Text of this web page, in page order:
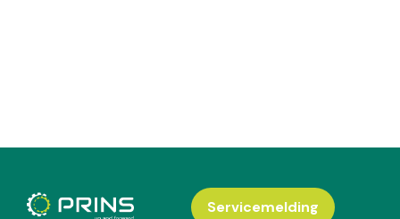
Servicemelding